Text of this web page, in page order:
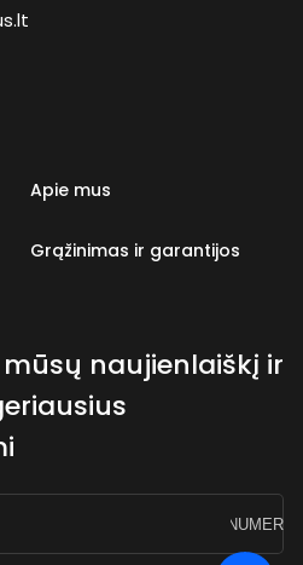
Apie mus
Grąžinimas ir garantijos
naujienlaiškį ir